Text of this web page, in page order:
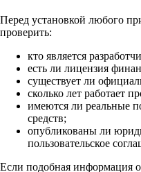
Перед установкой любого
проверить:
кто является
есть ли лицензия
существует ли
сколько лет работает
имеются ли реальные
средств;
опубликованы ли
пользовательское
Если подобная информация